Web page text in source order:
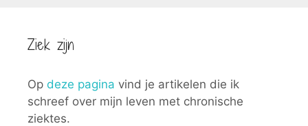
Ziek zijn
Op deze pagina vind je artikelen die ik
schreef over mijn leven met chronische
ziektes.